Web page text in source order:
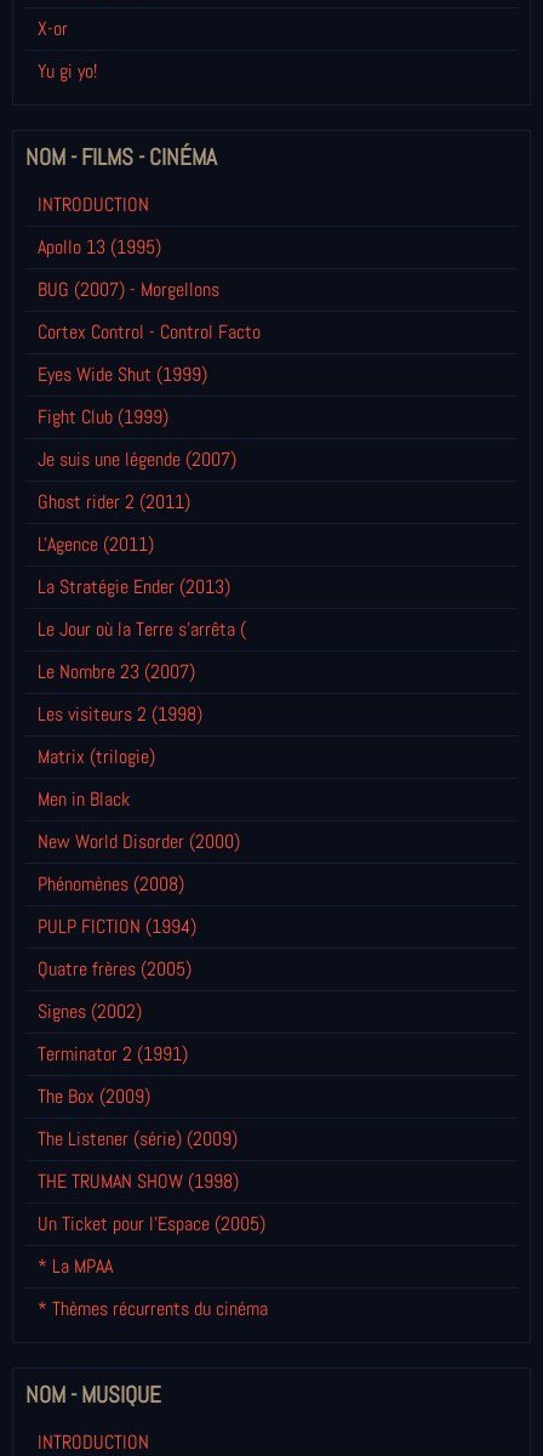
X-or
Yu gi yo!
NOM - FILMS - CINÉMA
INTRODUCTION
Apollo 13 (1995)
BUG (2007) - Morgellons
Cortex Control - Control Facto
Eyes Wide Shut (1999)
Fight Club (1999)
Je suis une légende (2007)
Ghost rider 2 (2011)
L'Agence (2011)
La Stratégie Ender (2013)
Le Jour où la Terre s'arrêta (
Le Nombre 23 (2007)
Les visiteurs 2 (1998)
Matrix (trilogie)
Men in Black
New World Disorder (2000)
Phénomènes (2008)
PULP FICTION (1994)
Quatre frères (2005)
Signes (2002)
Terminator 2 (1991)
The Box (2009)
The Listener (série) (2009)
THE TRUMAN SHOW (1998)
Un Ticket pour l'Espace (2005)
* La MPAA
* Thèmes récurrents du cinéma
NOM - MUSIQUE
INTRODUCTION